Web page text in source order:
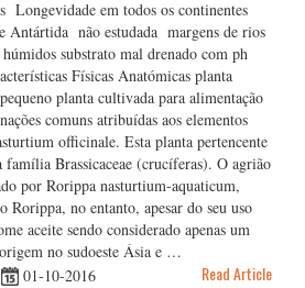
Longevidade em todos os continentes
Antártida não estudada margens de rios
substrato mal drenado com ph
Físicas Anatómicas planta
planta cultivada para alimentação
comuns atribuídas aos elementos
officinale. Esta planta pertencente
Brassicaceae (crucíferas). O agrião
por Rorippa nasturtium-aquaticum,
Rorippa, no entanto, apesar do seu uso
aceite sendo considerado apenas um
no sudoeste Ásia e …
01-10-2016 Read Article